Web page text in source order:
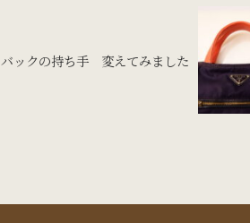
バックの持ち手 変えてみました